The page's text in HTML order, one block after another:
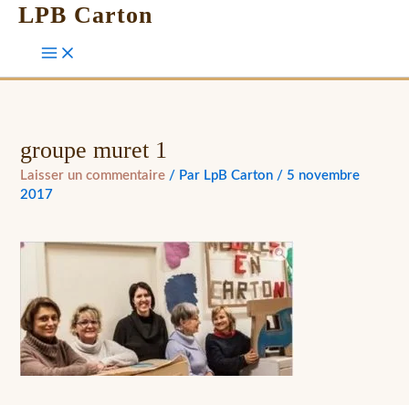
LPB Carton
groupe muret 1
Laisser un commentaire / Par LpB Carton / 5 novembre
2017